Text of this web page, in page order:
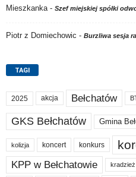
Mieszkanka- Szef miejskiej spółki
Piotr z Domiechowic - Burzliwa sesja
TAGI
2025 akcja Bełchatów
GKS Bełchatów Gmina
kolizja koncert konkurs
KPP w Bełchatowie kradzież